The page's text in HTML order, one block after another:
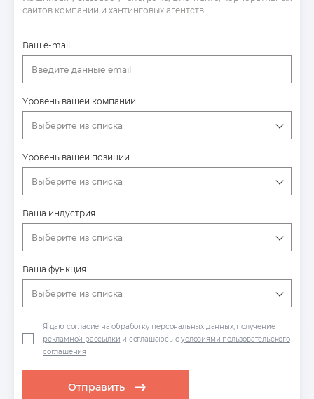
сайтов компаний и хантинговых агентств
Ваш e-mail
Введите данные email
Уровень вашей компании
Выберите из списка
Уровень вашей позиции
Выберите из списка
Ваша индустрия
Выберите из списка
Ваша функция
Выберите из списка
Я даю согласие наобработку персональных данных, получение
рекламной рассылки и соглашаюсь сусловиями пользовательского
соглашения
Отправить